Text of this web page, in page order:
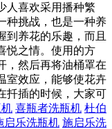
人喜欢采用播种繁
种挑战，也是一种养
到养花的乐趣，而且
悦之情。使用的方
，然后再将油桶罩在
室效应，能够使花卉
扦插的时候，大家可
喜瓶者洗瓶机 杜伯
启乐洗瓶机 施启乐洗